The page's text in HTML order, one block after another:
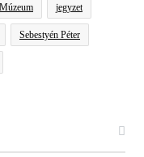
jegyzet
Sebestyén Péter